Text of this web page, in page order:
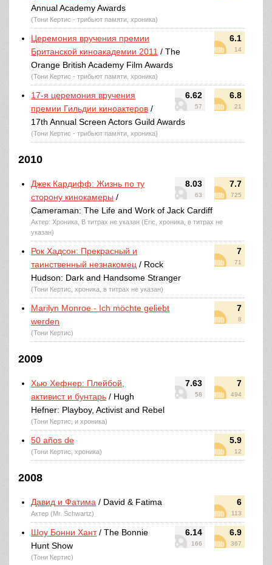
Annual Academy Awards
(Тони Кертис - трибьют памяти, хроника)
6.1
14
Церемония вручения премии
Британской киноакадемии 2011 / The
Orange British Academy Film Awards
(Тони Кертис - трибьют памяти, хроника)
6.62
57
6.8
21
17-я церемония вручения
премии Гильдии киноактеров /
17th Annual Screen Actors Guild Awards
(Тони Кертис - трибьют памяти, хроника)
2010
8.03
63
7.7
725
Джек Кардифф: Жизнь по ту
сторону кинокамеры /
Cameraman: The Life and Work of Jack Cardiff
Актер: Хроника, В титрах не указан (Eric, хроника, в титрах не
указан)
7
71
Рок Хадсон: Прекрасный и
таинственный незнакомец / Rock
Hudson: Dark and Handsome Stranger
(Тони Кертис, хроника, в титрах не указан)
7
8
Marilyn Monroe - Ich möchte geliebt
werden
(Тони Кертис)
2009
7.63
58
7
494
Хью Хефнер: Плейбой,
активист и бунтарь / Hugh
Hefner: Playboy, Activist and Rebel
(Тони Кертис, и хроника)
5.9
12
50 años de
(Тони Кертис, хроника)
2008
6
113
Давид и Фатима / David & Fatima
Актер (Mr. Schwartz)
6.14
166
6.9
367
Шоу Бонни Хант/ The Bonnie
Hunt Show
(Тони Кертис)